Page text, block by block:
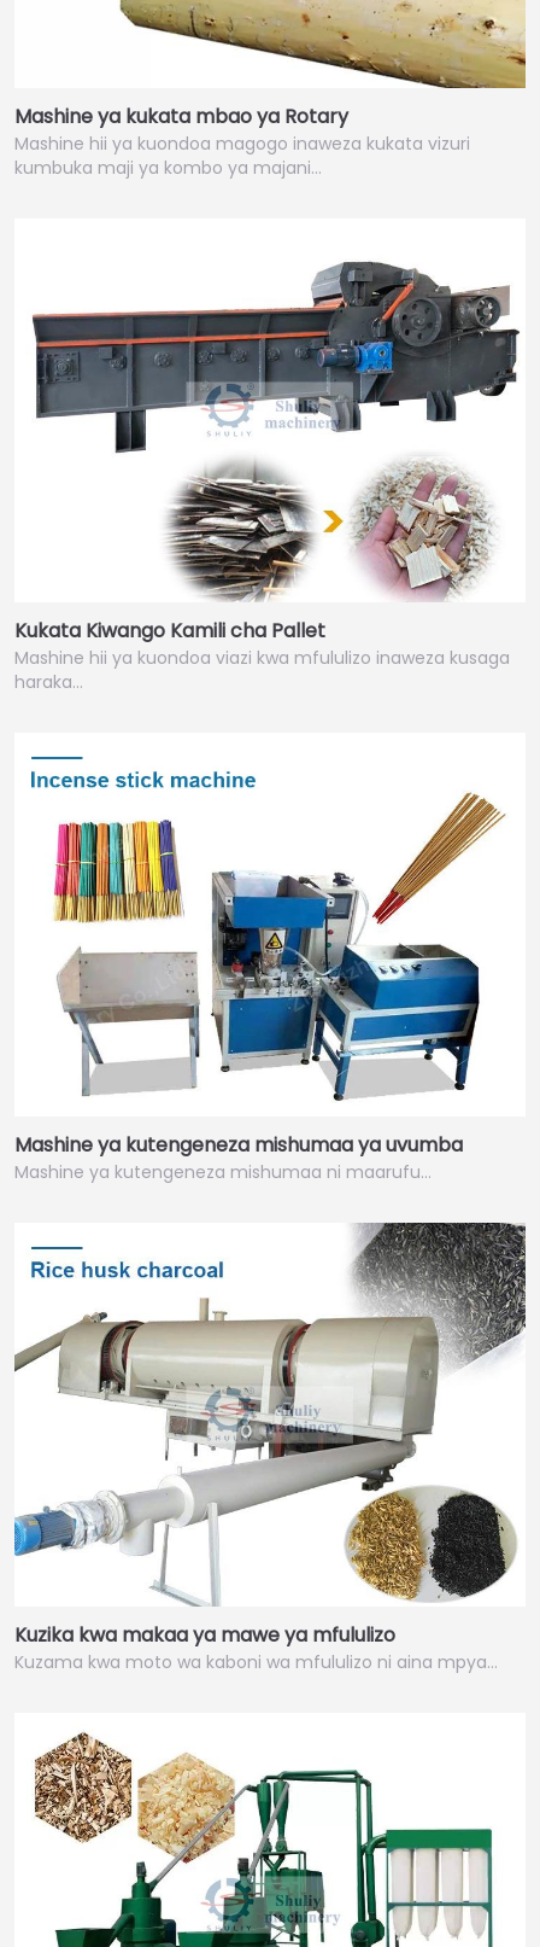
Mashine ya kukata mbao ya Rotary
Mashine hii ya kuondoa magogo inaweza kukata vizuri
kumbuka maji ya kombo ya majani…
Kukata Kiwango Kamili cha Pallet
Mashine hii ya kuondoa viazi kwa mfululizo inaweza kusaga
haraka…
Mashine ya kutengeneza mishumaa ya uvumba
Mashine ya kutengeneza mishumaa ni maarufu…
Kuzika kwa makaa ya mawe ya mfululizo
Kuzama kwa moto wa kaboni wa mfululizo ni aina mpya…